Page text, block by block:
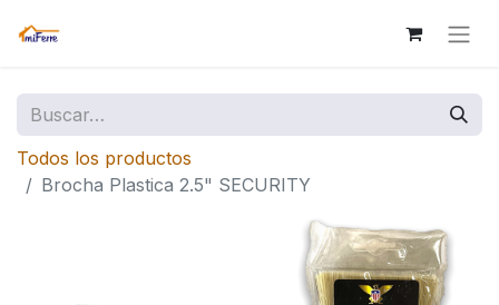
Todos los productos
Brocha Plastica 2.5" SECURITY